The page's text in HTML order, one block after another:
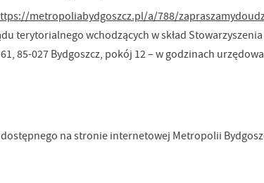
metropoliabydgoszcz.pl/a/788/
terytorialnego wchodzących w skład
85-027 Bydgoszcz, pokój 12 – w godzinach
na stronie internetowej Metropolii